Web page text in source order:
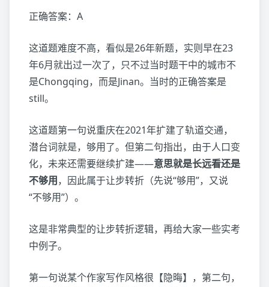
正确答案：A
这道题难度不高，看似是26年新题，实则早在23
年6月就出过一次了，只不过当时题干中的城市不
是Chongqing，而是Jinan。当时的正确答案是
still。
这道题第一句说重庆在2021年扩建了轨道交通，
潜台词就是，够用了。但第二句指出，由于人口变
化，未来还需要继续扩建——意思就是长远看还是
不够用，因此属于让步转折（先说“够用”，又说
“不够用”）。
这是非常典型的让步转折逻辑，再给大家一些实考
中例子。
第一句说某个作家写作风格很【隐晦】，第二句，